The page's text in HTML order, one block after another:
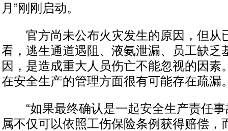
月”刚刚启动。
官方尚未公布火灾发生的原因，但从
看，逃生通道遇阻、液氨泄漏、员工缺乏
因，是造成重大人员伤亡不能忽视的因素
在安全生产的管理方面很有可能存在疏漏
“如果最终确认是一起安全生产责任事
属不仅可以依照工伤保险条例获得赔偿，